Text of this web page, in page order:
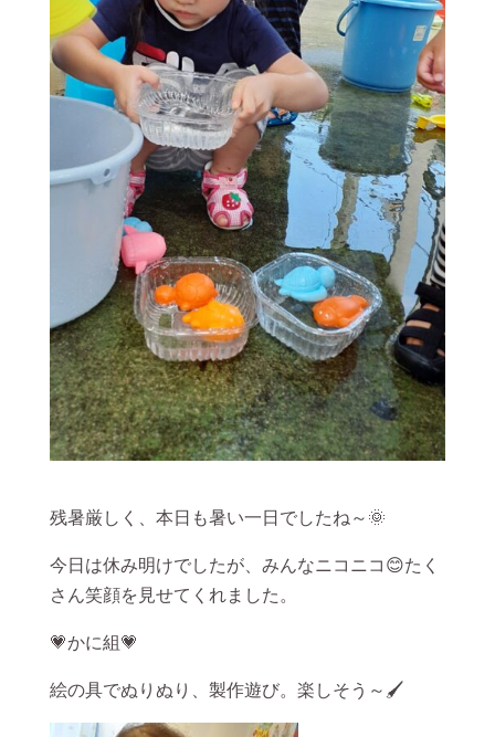
残暑厳しく、本日も暑い一日でしたね～🌞
今日は休み明けでしたが、みんなニコニコ😊たく
さん笑顔を見せてくれました。
💗かに組💗
絵の具でぬりぬり、製作遊び。楽しそう～🖌